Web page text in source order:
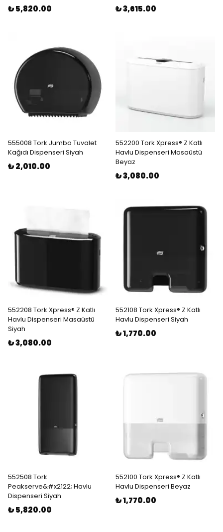
₺ 5,820.00 ₺ 3,615.00
555008 Tork Jumbo Tuvalet
Kağıdı Dispenseri Siyah
₺ 2,010.00
552200 Tork Xpress® Z Katlı
Havlu Dispenseri Masaüstü
Beyaz
₺ 3,080.00
552208 Tork Xpress® Z Katlı
Havlu Dispenseri Masaüstü
Siyah
₺ 3,080.00
552108 Tork Xpress® Z Katlı
Havlu Dispenseri Siyah
₺ 1,770.00
552508 Tork
Peakserve&#x2122; Havlu
Dispenseri Siyah
₺ 5,820.00
552100 Tork Xpress® Z Katlı
Havlu Dispenseri Beyaz
₺ 1,770.00